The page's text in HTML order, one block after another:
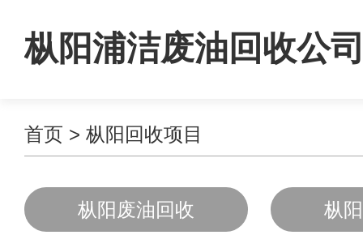
枞阳浦洁废油回收公
首页 > 枞阳回收项目
枞阳废油回收 枞